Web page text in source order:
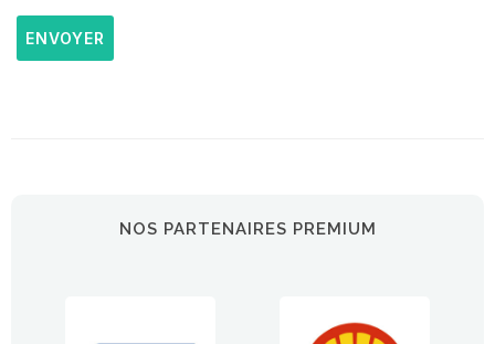
ENVOYER
NOS PARTENAIRES PREMIUM